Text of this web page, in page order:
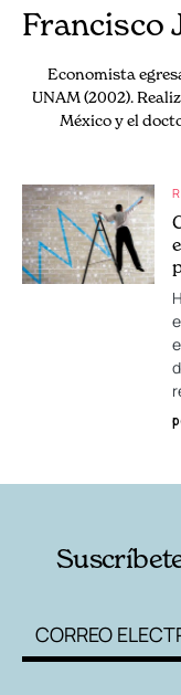
Francisco
Economista
UNAM (2002).
México y el